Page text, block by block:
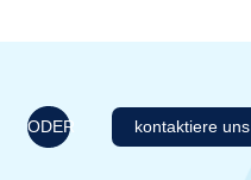
ODER kontaktiere uns